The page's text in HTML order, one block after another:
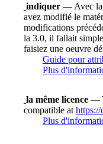
indiquer — Avec la
avez modifié le
modifications
la 3.0, il fallait
faisiez une oeuvre
Guide pour
Plus
la même licence —
compatible at https://
Plus